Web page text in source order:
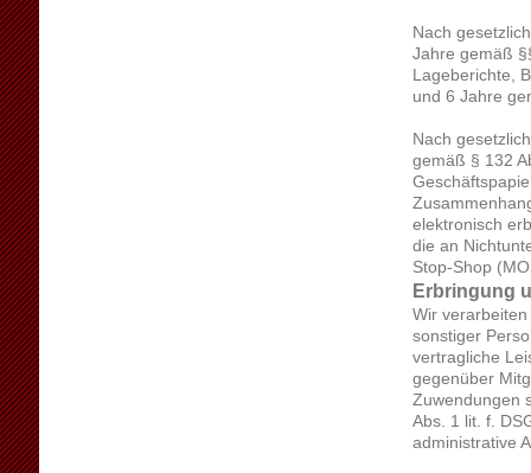
Nach
Jahre gemäß
Lageberichte,
und 6 Jahre
Nach
gemäß § 132
elektronisch
die an
Stop-Shop
Erbringung
Wir
sonstiger
vertragliche
gegenüber
Zuwendungen
Abs. 1 lit. f.
administrative